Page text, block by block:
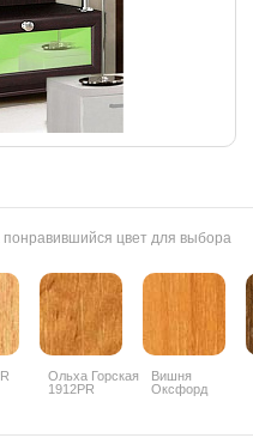
понравившийся цвет для выбора
Ольха Горская
1912PR
Вишня
Оксфорд